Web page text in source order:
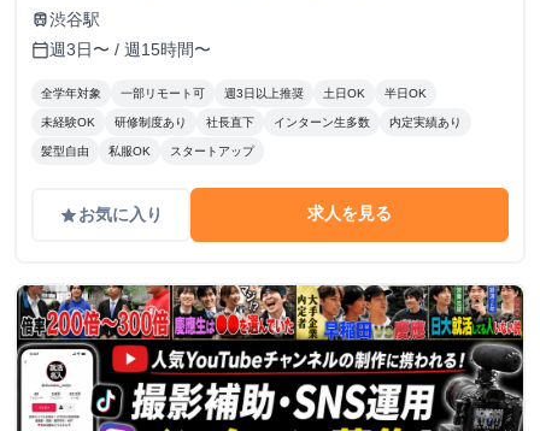
train渋谷駅
calendar_today週3日〜 / 週15時間〜
全学年対象 一部リモート可 週3日以上推奨 土日OK 半日OK
未経験OK 研修制度あり 社長直下 インターン生多数 内定実績あり
髪型自由 私服OK スタートアップ
gradeお気に入り 求人を見る